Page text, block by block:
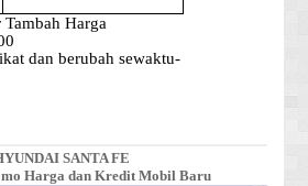
SANTA FE
Harga dan Kredit Mobil Baru